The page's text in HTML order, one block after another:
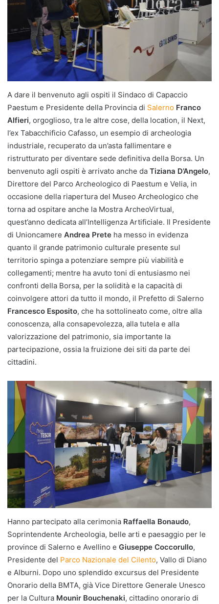
A dare il benvenuto agli ospiti il Sindaco di Capaccio
Paestum e Presidente della Provincia di Salerno Franco
Alfieri, orgoglioso, tra le altre cose, della location, il Next,
l’ex Tabacchificio Cafasso, un esempio di archeologia
industriale, recuperato da un’asta fallimentare e
ristrutturato per diventare sede definitiva della Borsa. Un
benvenuto agli ospiti è arrivato anche da Tiziana D’Angelo,
Direttore del Parco Archeologico di Paestum e Velia, in
occasione della riapertura del Museo Archeologico che
torna ad ospitare anche la Mostra ArcheoVirtual,
quest’anno dedicata all’Intelligenza Artificiale. Il Presidente
di Unioncamere Andrea Prete ha messo in evidenza
quanto il grande patrimonio culturale presente sul
territorio spinga a potenziare sempre più viabilità e
collegamenti; mentre ha avuto toni di entusiasmo nei
confronti della Borsa, per la solidità e la capacità di
coinvolgere attori da tutto il mondo, il Prefetto di Salerno
Francesco Esposito, che ha sottolineato come, oltre alla
conoscenza, alla consapevolezza, alla tutela e alla
valorizzazione del patrimonio, sia importante la
partecipazione, ossia la fruizione dei siti da parte dei
cittadini.
Hanno partecipato alla cerimonia Raffaella Bonaudo,
Soprintendente Archeologia, belle arti e paesaggio per le
province di Salerno e Avellino e Giuseppe Coccorullo,
Presidente del Parco Nazionale del Cilento, Vallo di Diano
e Alburni. Dopo uno splendido excursus del Presidente
Onorario della BMTA, già Vice Direttore Generale Unesco
per la Cultura Mounir Bouchenaki, cittadino onorario di